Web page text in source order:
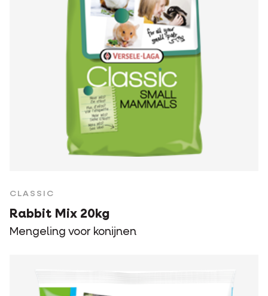
CLASSIC
Rabbit Mix 20kg
Mengeling voor konijnen